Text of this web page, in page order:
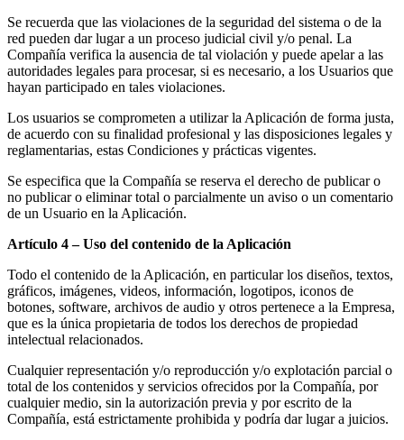
Se recuerda que las violaciones de la seguridad del sistema o de la
red pueden dar lugar a un proceso judicial civil y/o penal. La
Compañía verifica la ausencia de tal violación y puede apelar a las
autoridades legales para procesar, si es necesario, a los Usuarios que
hayan participado en tales violaciones.
Los usuarios se comprometen a utilizar la Aplicación de forma justa,
de acuerdo con su finalidad profesional y las disposiciones legales y
reglamentarias, estas Condiciones y prácticas vigentes.
Se especifica que la Compañía se reserva el derecho de publicar o
no publicar o eliminar total o parcialmente un aviso o un comentario
de un Usuario en la Aplicación.
Artículo 4 – Uso del contenido de la Aplicación
Todo el contenido de la Aplicación, en particular los diseños, textos,
gráficos, imágenes, videos, información, logotipos, iconos de
botones, software, archivos de audio y otros pertenece a la Empresa,
que es la única propietaria de todos los derechos de propiedad
intelectual relacionados.
Cualquier representación y/o reproducción y/o explotación parcial o
total de los contenidos y servicios ofrecidos por la Compañía, por
cualquier medio, sin la autorización previa y por escrito de la
Compañía, está estrictamente prohibida y podría dar lugar a juicios.